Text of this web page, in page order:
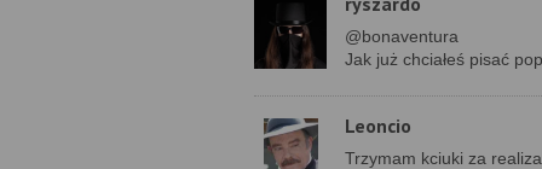
@bonaventura
Jak już chciałeś pisać
Leoncio
Trzymam kciuki za